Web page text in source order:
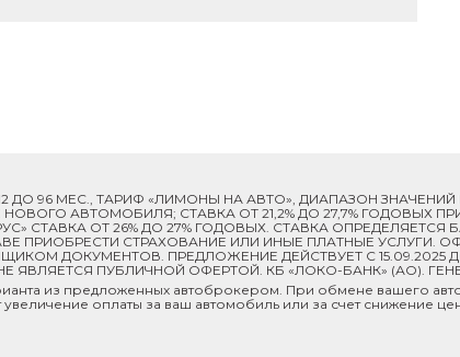
ДО 96 МЕС., ТАРИФ «ЛИМОНЫ НА АВТО», ДИАПАЗОН
НОВОГО АВТОМОБИЛЯ; СТАВКА ОТ 21,2% ДО 27,7%
СТАВКА ОТ 26% ДО 27% ГОДОВЫХ. СТАВКА
ПРИОБРЕСТИ СТРАХОВАНИЕ ИЛИ ИНЫЕ ПЛАТНЫЕ УСЛУГИ.
ДОКУМЕНТОВ. ПРЕДЛОЖЕНИЕ ДЕЙСТВУЕТ С
ЯВЛЯЕТСЯ ПУБЛИЧНОЙ ОФЕРТОЙ. КБ «ЛОКО-БАНК» (АО).
из предложенных автоброкером. При обмене вашего
оплаты за ваш автомобиль или за счет снижение